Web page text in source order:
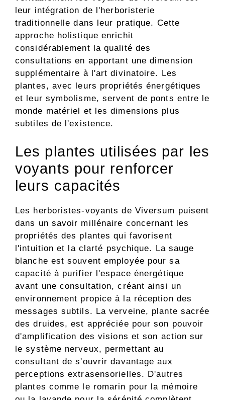
leur intégration de l'herboristerie
traditionnelle dans leur pratique. Cette
approche holistique enrichit
considérablement la qualité des
consultations en apportant une dimension
supplémentaire à l'art divinatoire. Les
plantes, avec leurs propriétés énergétiques
et leur symbolisme, servent de ponts entre le
monde matériel et les dimensions plus
subtiles de l'existence.
Les plantes utilisées par les
voyants pour renforcer
leurs capacités
Les herboristes-voyants de Viversum puisent
dans un savoir millénaire concernant les
propriétés des plantes qui favorisent
l'intuition et la clarté psychique. La sauge
blanche est souvent employée pour sa
capacité à purifier l'espace énergétique
avant une consultation, créant ainsi un
environnement propice à la réception des
messages subtils. La verveine, plante sacrée
des druides, est appréciée pour son pouvoir
d'amplification des visions et son action sur
le système nerveux, permettant au
consultant de s'ouvrir davantage aux
perceptions extrasensorielles. D'autres
plantes comme le romarin pour la mémoire